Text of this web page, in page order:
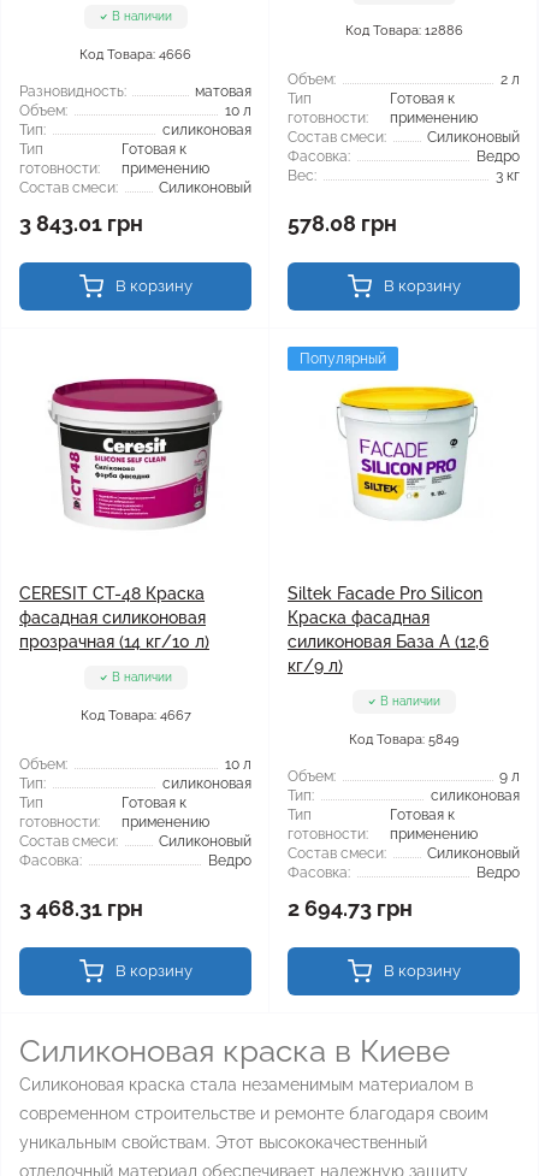
В наличии
Код Товара: 4666
Разновидность:
матовая
Объем:
10 л
Тип:
силиконовая
Тип
готовности:
Готовая к
применению
Состав смеси:
Силиконовый
3 843.01 грн
В корзину
Код Товара: 12886
Объем:
2 л
Тип
готовности:
Готовая к
применению
Состав смеси:
Силиконовый
Фасовка:
Ведро
Вес:
3 кг
578.08 грн
В корзину
CERESIT CT-48 Краска
фасадная силиконовая
прозрачная (14 кг/10 л)
В наличии
Код Товара: 4667
Объем:
10 л
Тип:
силиконовая
Тип
готовности:
Готовая к
применению
Состав смеси:
Силиконовый
Фасовка:
Ведро
3 468.31 грн
В корзину
Популярный
Siltek Facade Pro Silicon
Краска фасадная
силиконовая База А (12,6
кг/9 л)
В наличии
Код Товара: 5849
Объем:
9 л
Тип:
силиконовая
Тип
готовности:
Готовая к
применению
Состав смеси:
Силиконовый
Фасовка:
Ведро
2 694.73 грн
В корзину
Силиконовая краска в Киеве
Силиконовая краска стала незаменимым материалом в
современном строительстве и ремонте благодаря своим
уникальным свойствам. Этот высококачественный
отделочный материал обеспечивает надежную защиту